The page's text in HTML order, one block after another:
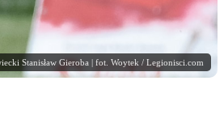
Stanisław Gieroba | fot. Woytek / Legionisci.com